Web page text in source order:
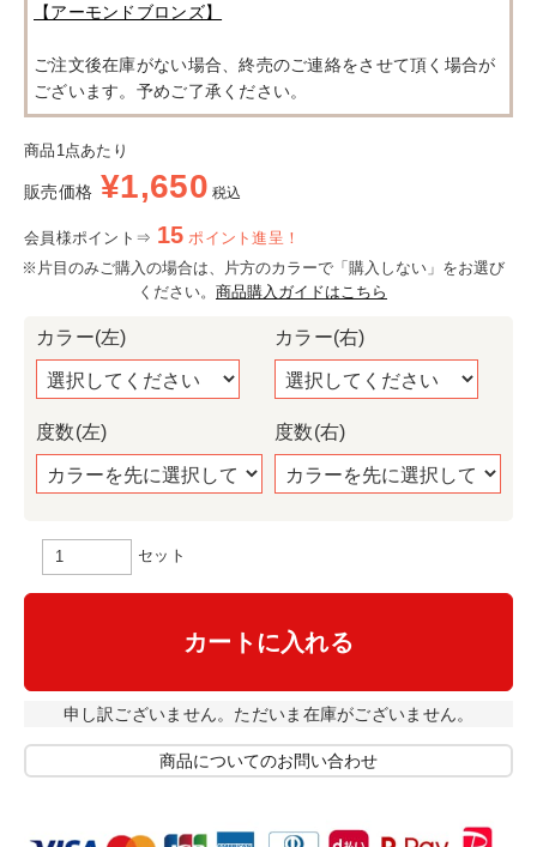
【アーモンドブロンズ】
ご注文後在庫がない場合、終売のご連絡をさせて頂く場合が
ございます。予めご了承ください。
商品1点あたり
販売価格 ¥1,650 税込
会員様ポイント⇒ 15 ポイント進呈！
※片目のみご購入の場合は、片方のカラーで「購入しない」をお選び
ください。 商品購入ガイドはこちら
カラー(左)
度数(左)
カラー(右)
度数(右)
セット
カートに入れる
申し訳ございません。ただいま在庫がございません。
商品についてのお問い合わせ